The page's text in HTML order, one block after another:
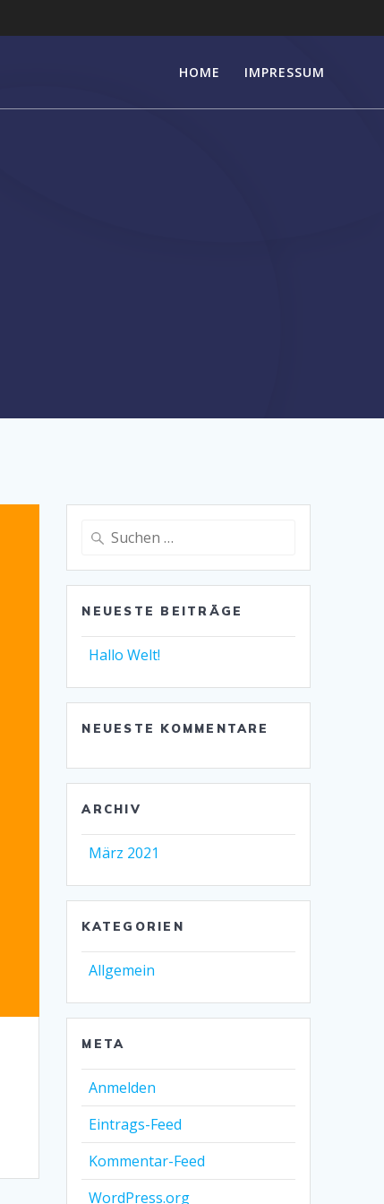
HOME IMPRESSUM
Suche
NEUESTE BEITRÄGE
Hallo Welt!
NEUESTE KOMMENTARE
ARCHIV
März 2021
KATEGORIEN
Allgemein
META
Anmelden
Eintrags-Feed
Kommentar-Feed
WordPress.org